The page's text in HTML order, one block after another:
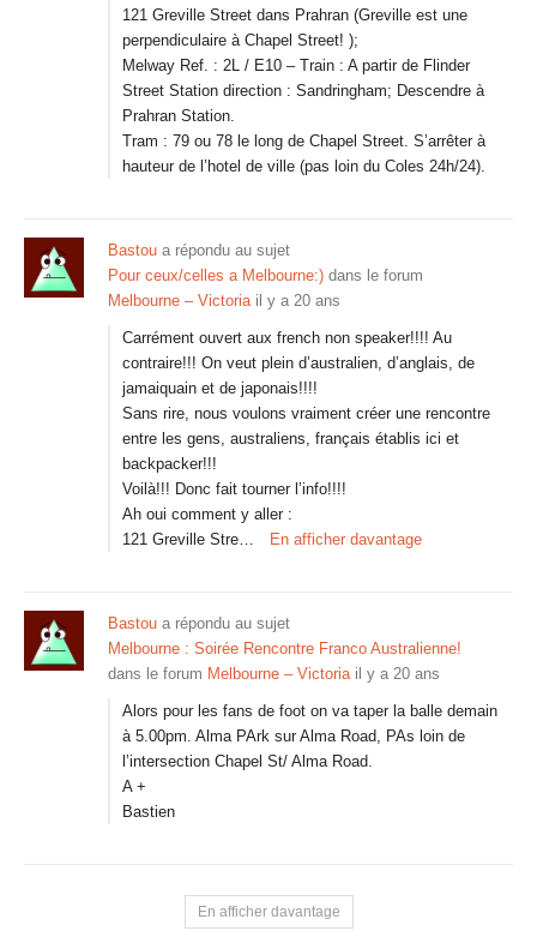
121 Greville Street dans Prahran (Greville est une
perpendiculaire à Chapel Street! );
Melway Ref. : 2L / E10 – Train : A partir de Flinder
Street Station direction : Sandringham; Descendre à
Prahran Station.
Tram : 79 ou 78 le long de Chapel Street. S’arrêter à
hauteur de l’hotel de ville (pas loin du Coles 24h/24).
Bastou a répondu au sujet
Pour ceux/celles a Melbourne:) dans le forum
Melbourne – Victoria il y a 20 ans
Carrément ouvert aux french non speaker!!!! Au
contraire!!! On veut plein d’australien, d’anglais, de
jamaiquain et de japonais!!!!
Sans rire, nous voulons vraiment créer une rencontre
entre les gens, australiens, français établis ici et
backpacker!!!
Voilà!!! Donc fait tourner l’info!!!!
Ah oui comment y aller :
121 Greville Stre…
En afficher davantage
Bastou a répondu au sujet
Melbourne : Soirée Rencontre Franco Australienne!
dans le forum Melbourne – Victoria il y a 20 ans
Alors pour les fans de foot on va taper la balle demain
à 5.00pm. Alma PArk sur Alma Road, PAs loin de
l’intersection Chapel St/ Alma Road.
A +
Bastien
En afficher davantage